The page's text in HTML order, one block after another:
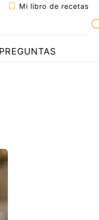
Mi libro de recetas